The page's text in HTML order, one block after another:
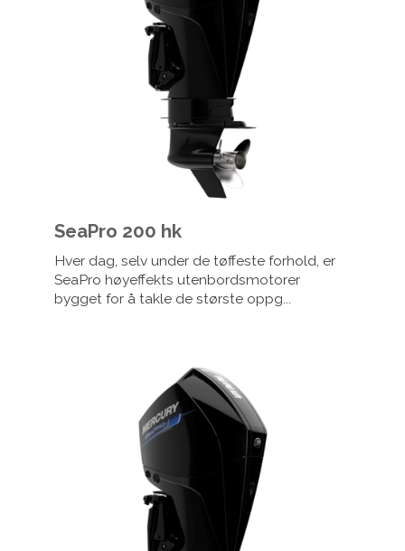
SeaPro 200 hk
Hver dag, selv under de tøffeste forhold, er
SeaPro høyeffekts utenbordsmotorer
bygget for å takle de største oppg...